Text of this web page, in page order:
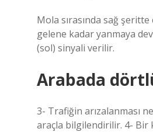
Mola sırasında sağ
gelene kadar yanmaya
(sol) sinyali verilir.
Arabada
3- Trafiğin arızalanması
araçla bilgilendirilir. 4- Bir